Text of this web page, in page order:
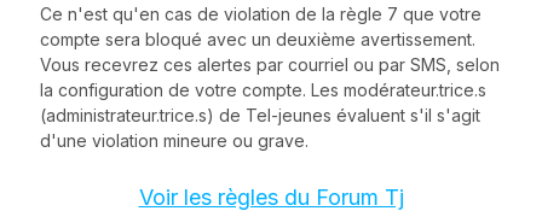
Ce n'est qu'en cas de violation de la règle 7 que votre
compte sera bloqué avec un deuxième avertissement.
Vous recevrez ces alertes par courriel ou par SMS, selon
la configuration de votre compte. Les modérateur.trice.s
(administrateur.trice.s) de Tel-jeunes évaluent s'il s'agit
d'une violation mineure ou grave.
Voir les règles du Forum Tj